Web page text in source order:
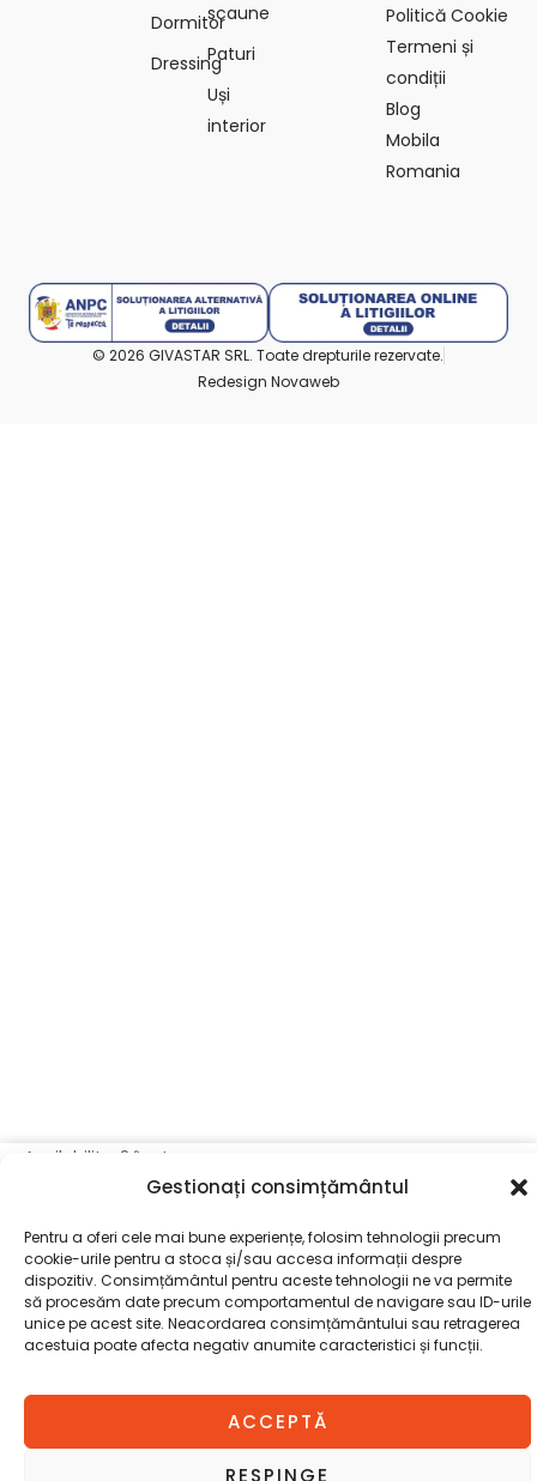
Gestionați consimțământul
Pentru a oferi cele mai bune experiențe, folosim tehnologii precum
cookie-urile pentru a stoca și/sau accesa informații despre
dispozitiv. Consimțământul pentru aceste tehnologii ne va permite
să procesăm date precum comportamentul de navigare sau ID-urile
unice pe acest site. Neacordarea consimțământului sau retragerea
acestuia poate afecta negativ anumite caracteristici și funcții.
ACCEPTĂ
RESPINGE
Dormitor
Dressing
scaune
Paturi
Uși
interior
Politică Cookie
Termeni și
condiții
Blog
Mobila
Romania
© 2026 GIVASTAR SRL. Toate drepturile rezervate.
Redesign Novaweb
Availability: 2 în stoc
Cantitate
JORK
LEMN
NUC
ADAUGĂ ÎN COȘ